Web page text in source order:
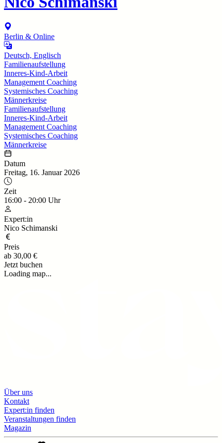
Berlin & Online
Deutsch, Englisch
Familienaufstellung
Inneres-Kind-Arbeit
Management Coaching
Systemisches Coaching
Männerkreise
Familienaufstellung
Inneres-Kind-Arbeit
Management Coaching
Systemisches Coaching
Männerkreise
Datum
Freitag, 16. Januar 2026
Zeit
16:00 - 20:00 Uhr
Expert:in
Nico Schimanski
Preis
ab 30,00 €
Jetzt buchen
Loading map...
Über uns
Kontakt
Expert:in finden
Veranstaltungen finden
Magazin